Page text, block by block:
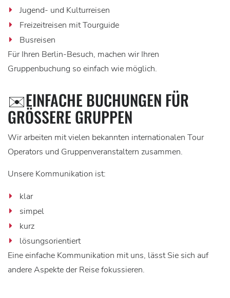
Jugend- und Kulturreisen
Freizeitreisen mit Tourguide
Busreisen
Für Ihren Berlin-Besuch, machen wir Ihren
Gruppenbuchung so einfach wie möglich.
✉️EINFACHE BUCHUNGEN FÜR
GRÖSSERE GRUPPEN
Wir arbeiten mit vielen bekannten internationalen Tour
Operators und Gruppenveranstaltern zusammen.
Unsere Kommunikation ist:
klar
simpel
kurz
lösungsorientiert
Eine einfache Kommunikation mit uns, lässt Sie sich auf
andere Aspekte der Reise fokussieren.